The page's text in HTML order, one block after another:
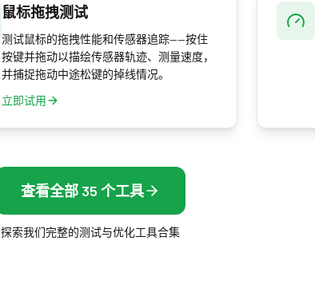
鼠标拖拽测试
测试鼠标的拖拽性能和传感器追踪——按住
按键并拖动以描绘传感器轨迹、测量速度，
并捕捉拖动中途松键的掉线情况。
立即试用
查看全部 35 个工具
探索我们完整的测试与优化工具合集